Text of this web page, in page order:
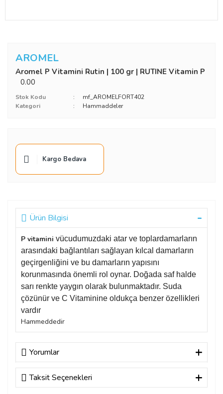
AROMEL
Aromel P Vitamini Rutin | 100 gr | RUTINE Vitamin P
0.00
Stok Kodu
mf_AROMELFORT402
Kategori
Hammaddeler
Kargo Bedava
Ürün Bilgisi
P vitamini vücudumuzdaki atar ve toplardamarların
arasındaki bağlantıları sağlayan kılcal damarların
geçirgenliğini ve bu damarların yapısını
korunmasında önemli rol oynar. Doğada saf halde
sarı renkte yaygın olarak bulunmaktadır. Suda
çözünür ve C Vitaminine oldukça benzer özellikleri
vardır
Hammeddedir
Yorumlar
Bu ürüne ilk yorumu siz yapın!
Taksit Seçenekleri